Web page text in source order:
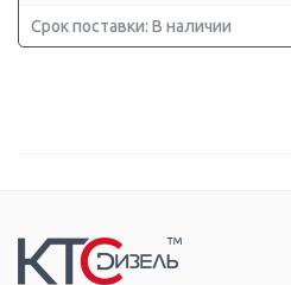
Срок поставки: В наличии